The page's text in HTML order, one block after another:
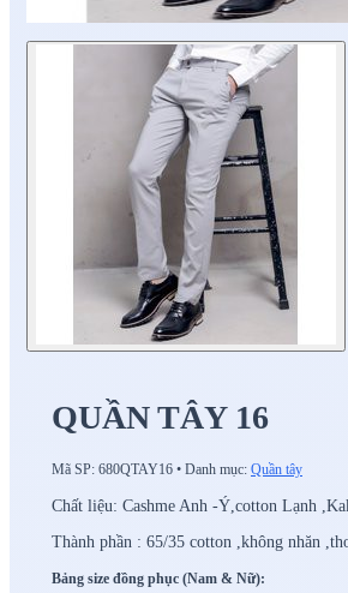
QUẦN TÂY 16
Mã SP: 680QTAY16 • Danh mục: Quần tây
Chất liệu: Cashme Anh -Ý,cotton Lạnh
Thành phần : 65/35 cotton ,không nhăn
Bảng size đồng phục (Nam & Nữ):